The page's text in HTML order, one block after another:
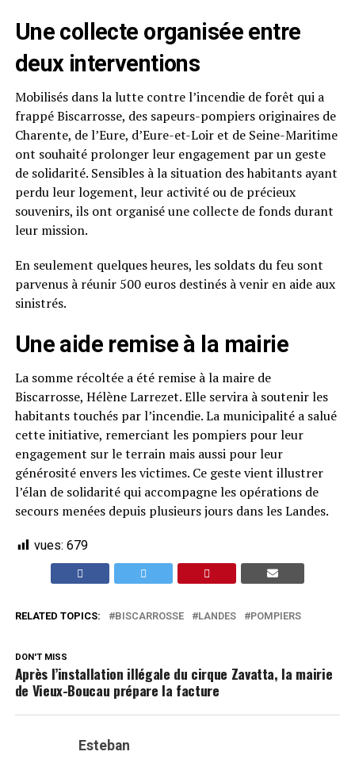
Une collecte organisée entre
deux interventions
Mobilisés dans la lutte contre l’incendie de forêt qui a
frappé Biscarrosse, des sapeurs-pompiers originaires de
Charente, de l’Eure, d’Eure-et-Loir et de Seine-Maritime
ont souhaité prolonger leur engagement par un geste
de solidarité. Sensibles à la situation des habitants ayant
perdu leur logement, leur activité ou de précieux
souvenirs, ils ont organisé une collecte de fonds durant
leur mission.
En seulement quelques heures, les soldats du feu sont
parvenus à réunir 500 euros destinés à venir en aide aux
sinistrés.
Une aide remise à la mairie
La somme récoltée a été remise à la maire de
Biscarrosse, Hélène Larrezet. Elle servira à soutenir les
habitants touchés par l’incendie. La municipalité a salué
cette initiative, remerciant les pompiers pour leur
engagement sur le terrain mais aussi pour leur
générosité envers les victimes. Ce geste vient illustrer
l’élan de solidarité qui accompagne les opérations de
secours menées depuis plusieurs jours dans les Landes.
vues: 679
RELATED TOPICS: BISCARROSSE LANDES POMPIERS
DON'T MISS
Après l’installation illégale du cirque Zavatta, la mairie
de Vieux-Boucau prépare la facture
Esteban